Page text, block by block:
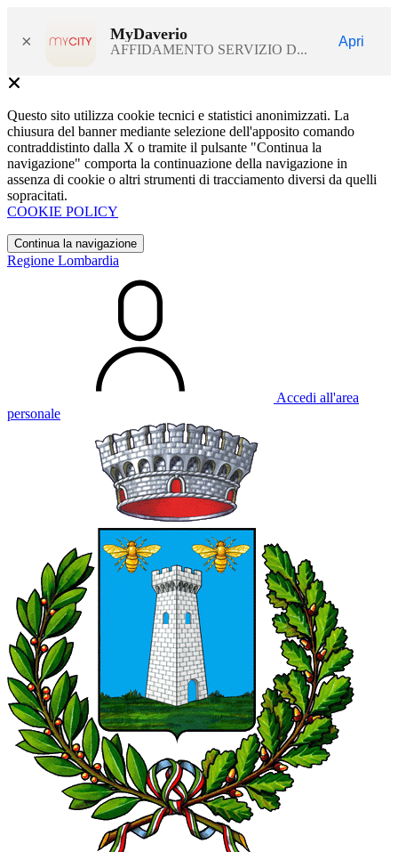
× MyDaverio
AFFIDAMENTO SERVIZIO D...
Apri
Questo sito utilizza cookie tecnici e statistici anonimizzati. La
chiusura del banner mediante selezione dell'apposito comando
contraddistinto dalla X o tramite il pulsante "Continua la
navigazione" comporta la continuazione della navigazione in
assenza di cookie o altri strumenti di tracciamento diversi da quelli
sopracitati.
COOKIE POLICY
Continua la navigazione
Regione Lombardia
Accedi all'area
personale